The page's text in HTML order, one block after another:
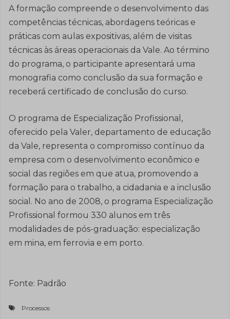
A formação compreende o desenvolvimento das
competências técnicas, abordagens teóricas e
práticas com aulas expositivas, além de visitas
técnicas às áreas operacionais da Vale. Ao término
do programa, o participante apresentará uma
monografia como conclusão da sua formação e
receberá certificado de conclusão do curso.
O programa de Especialização Profissional,
oferecido pela Valer, departamento de educação
da Vale, representa o compromisso contínuo da
empresa com o desenvolvimento econômico e
social das regiões em que atua, promovendo a
formação para o trabalho, a cidadania e a inclusão
social. No ano de 2008, o programa Especialização
Profissional formou 330 alunos em três
modalidades de pós-graduação: especialização
em mina, em ferrovia e em porto.
Fonte: Padrão
Processos